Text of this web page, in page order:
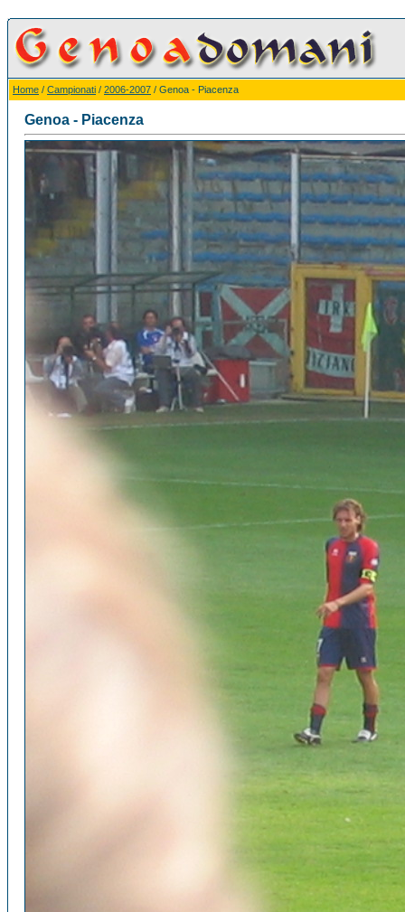
Home / Campionati / 2006-2007 / Genoa - Piacenza
Genoa - Piacenza